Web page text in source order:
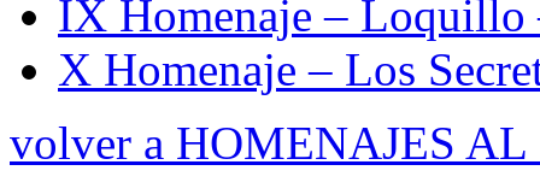
IX Homenaje – Loquillo
X Homenaje – Los
volver a HOMENAJES